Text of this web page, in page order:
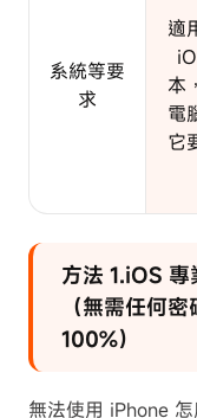
系統等要
求
適
本
電
它
方法 1.iOS
（無需任何
100%）
無法使用 iPhone